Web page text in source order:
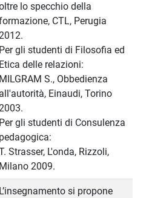
lo specchio della
CTL, Perugia
Per gli studenti di Filosofia ed
Etica delle relazioni:
MILGRAM S., Obbedienza
all'autorità, Einaudi, Torino
Per gli studenti di Consulenza
pedagogica:
Strasser, L'onda, Rizzoli,
Milano 2009.
L’insegnamento si propone